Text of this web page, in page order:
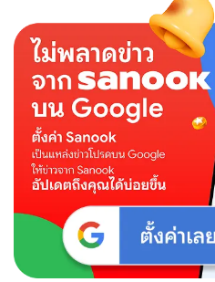
เจ้า
หน้าที่
“รพ.กุดข้าวปุ้น”
วอด
ห้อง